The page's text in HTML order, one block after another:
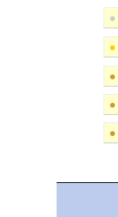
●
●
●
●
●